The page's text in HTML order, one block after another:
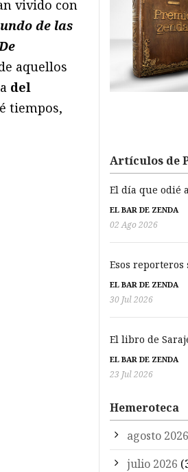
vivido con
de las
aquellos
del
tiempos,
Artículos de
El día que odié
EL BAR DE ZENDA
02 Ago 2026
Esos reporteros
EL BAR DE ZENDA
30 Jul 2026
El libro de
EL BAR DE ZENDA
23 Jul 2026
Hemeroteca
agosto 2026
julio 2026